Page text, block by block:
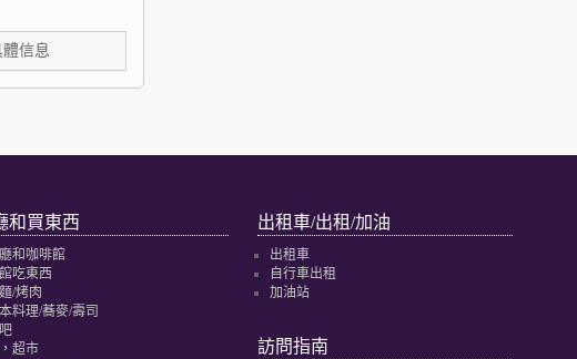
信息
和買東西
和咖啡館
吃東西
/烤肉
料理/蕎麥/壽司
超市
出租車/出租/加油
出租車
自行車出租
加油站
訪問指南